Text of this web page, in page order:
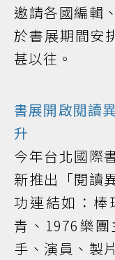
邀請各國編輯
於書展期間安
甚以往。
書展開啟閱讀
升
今年台北國際
新推出「閱讀
功連結如：棒
青、1976樂
手、演員、製